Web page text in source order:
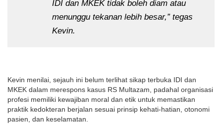
IDI dan MKEK tidak boleh diam atau
menunggu tekanan lebih besar,” tegas
Kevin.
Kevin menilai, sejauh ini belum terlihat sikap terbuka IDI dan
MKEK dalam merespons kasus RS Multazam, padahal organisasi
profesi memiliki kewajiban moral dan etik untuk memastikan
praktik kedokteran berjalan sesuai prinsip kehati-hatian, otonomi
pasien, dan keselamatan.